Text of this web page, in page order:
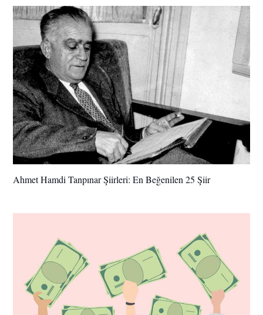
Ahmet Hamdi Tanpınar Şiirleri: En Beğenilen 25 Şiir